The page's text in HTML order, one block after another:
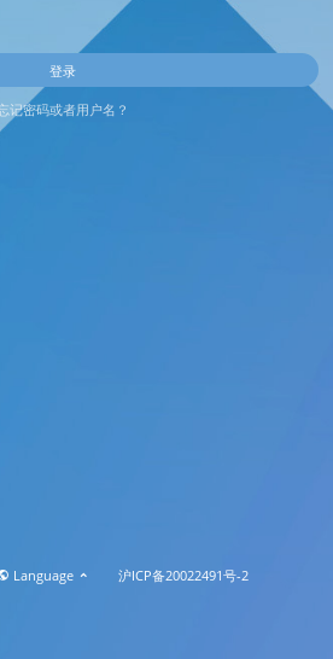
记密码或者用户名？
Language
沪ICP备20022491号-2